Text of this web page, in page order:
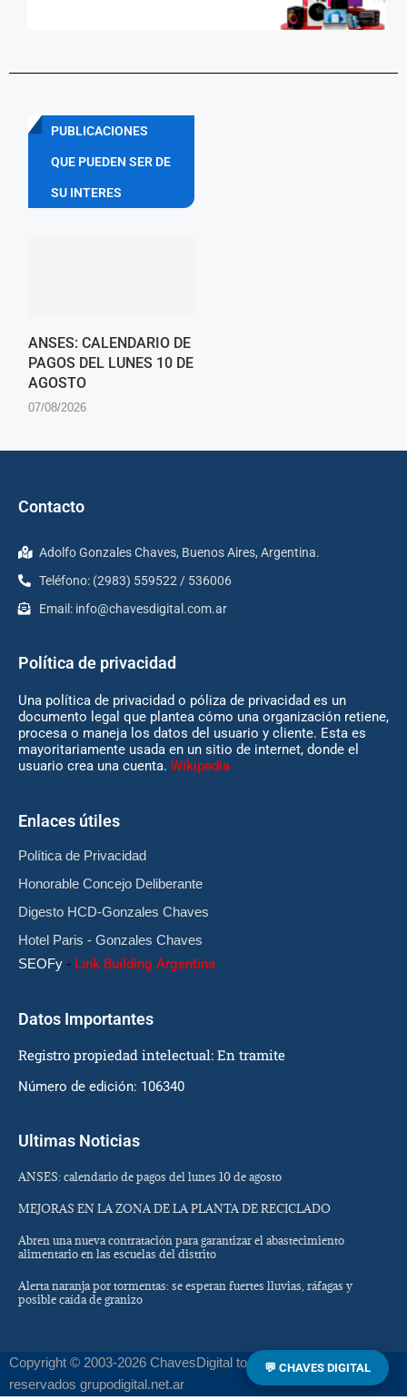
PUBLICACIONES
QUE PUEDEN SER DE
SU INTERES
ANSES: CALENDARIO DE
PAGOS DEL LUNES 10 DE
AGOSTO
07/08/2026
Contacto
Adolfo Gonzales Chaves, Buenos Aires, Argentina.
Teléfono: (2983) 559522 / 536006
Email: info@chavesdigital.com.ar
Política de privacidad
Una política de privacidad o póliza de privacidad es un
documento legal que plantea cómo una organización retiene,
procesa o maneja los datos del usuario y cliente. Esta es
mayoritariamente usada en un sitio de internet, donde el
usuario crea una cuenta. Wikipedia
Enlaces útiles
Política de Privacidad
Honorable Concejo Deliberante
Digesto HCD-Gonzales Chaves
Hotel Paris - Gonzales Chaves
SEOFy - Link Building Argentina
Datos Importantes
Registro propiedad intelectual: En tramite
Número de edición: 106340
Ultimas Noticias
ANSES: calendario de pagos del lunes 10 de agosto
MEJORAS EN LA ZONA DE LA PLANTA DE RECICLADO
Abren una nueva contratación para garantizar el abastecimiento
alimentario en las escuelas del distrito
Alerta naranja por tormentas: se esperan fuertes lluvias, ráfagas y
posible caída de granizo
Copyright © 2003-2026 ChavesDigital todos los derechos
reservados grupodigital.net.ar
💬 CHAVES DIGITAL